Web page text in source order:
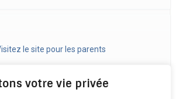
votre vie privée